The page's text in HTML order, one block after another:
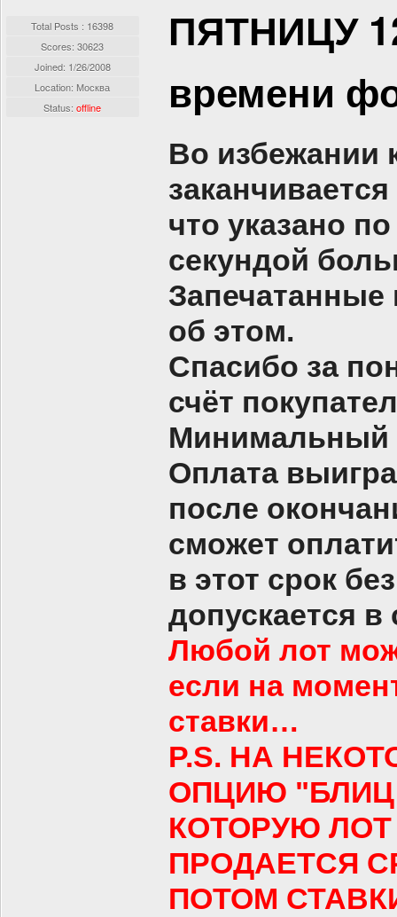
Total Posts : 16398
Scores: 30623
Joined: 1/26/2008
Location: Москва
Status:offline
ПЯТНИЦУ
времени
Во избежании
что указано
секундой
об этом.
Спасибо за
счёт
Минимальный
Оплата
после
сможет
в этот срок
допускается
Любой лот
если на
ставки…
P.S. НА
ОПЦИЮ "БЛИЦ
КОТОРУЮ ЛОТ
ПРОДАЕТСЯ
ПОТОМ